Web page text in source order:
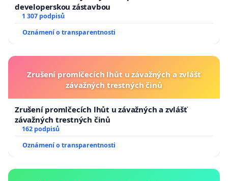
developerskou zástavbou
1 307 podpisů
Oznámení o transparentnosti
Zrušení promlčecích lhůt u závažných a zvlášť
závažných trestných činů
Zrušení promlčecích lhůt u závažných a zvlášť
závažných trestných činů
162 podpisů
Oznámení o transparentnosti